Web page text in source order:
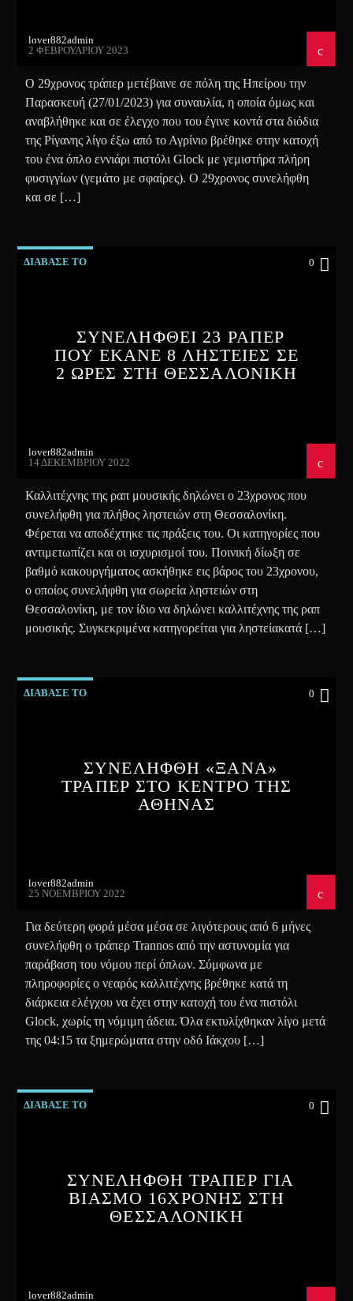
lover882admin
2 ΦΕΒΡΟΥΑΡΊΟΥ 2023
Ο 29χρονος τράπερ μετέβαινε σε πόλη της Ηπείρου την
Παρασκευή (27/01/2023) για συναυλία, η οποία όμως και
αναβλήθηκε και σε έλεγχο που του έγινε κοντά στα διόδια
της Ρίγανης λίγο έξω από το Αγρίνιο βρέθηκε στην κατοχή
του ένα όπλο εννιάρι πιστόλι Glock με γεμιστήρα πλήρη
φυσιγγίων (γεμάτο με σφαίρες). Ο 29χρονος συνελήφθη
και σε […]
ΔΙΑΒΑΣΕ ΤΟ 0
ΣΥΝΕΛΗΦΘΕΙ 23 ΡΑΠΕΡ
ΠΟΥ ΕΚΑΝΕ 8 ΛΗΣΤΕΙΕΣ ΣΕ
2 ΩΡΕΣ ΣΤΗ ΘΕΣΣΑΛΟΝΙΚΗ
lover882admin
14 ΔΕΚΕΜΒΡΊΟΥ 2022
Καλλιτέχνης της ραπ μουσικής δηλώνει ο 23χρονος που
συνελήφθη για πλήθος ληστειών στη Θεσσαλονίκη.
Φέρεται να αποδέχτηκε τις πράξεις του. Οι κατηγορίες που
αντιμετωπίζει και οι ισχυρισμοί του. Ποινική δίωξη σε
βαθμό κακουργήματος ασκήθηκε εις βάρος του 23χρονου,
ο οποίος συνελήφθη για σωρεία ληστειών στη
Θεσσαλονίκη, με τον ίδιο να δηλώνει καλλιτέχνης της ραπ
μουσικής. Συγκεκριμένα κατηγορείται για ληστείακατά […]
ΔΙΑΒΑΣΕ ΤΟ 0
ΣΥΝΕΛΗΦΘΗ «ΞΑΝΑ»
ΤΡΑΠΕΡ ΣΤΟ ΚΕΝΤΡΟ ΤΗΣ
ΑΘΗΝΑΣ
lover882admin
25 ΝΟΕΜΒΡΊΟΥ 2022
Για δεύτερη φορά μέσα μέσα σε λιγότερους από 6 μήνες
συνελήφθη ο τράπερ Trannos από την αστυνομία για
παράβαση του νόμου περί όπλων. Σύμφωνα με
πληροφορίες ο νεαρός καλλιτέχνης βρέθηκε κατά τη
διάρκεια ελέγχου να έχει στην κατοχή του ένα πιστόλι
Glock, χωρίς τη νόμιμη άδεια. Όλα εκτυλίχθηκαν λίγο μετά
της 04:15 τα ξημερώματα στην οδό Ιάκχου […]
ΔΙΑΒΑΣΕ ΤΟ 0
ΣΥΝΕΛΗΦΘΗ ΤΡΑΠΕΡ ΓΙΑ
ΒΙΑΣΜΟ 16ΧΡΟΝΗΣ ΣΤΗ
ΘΕΣΣΑΛΟΝΙΚΗ
lover882admin